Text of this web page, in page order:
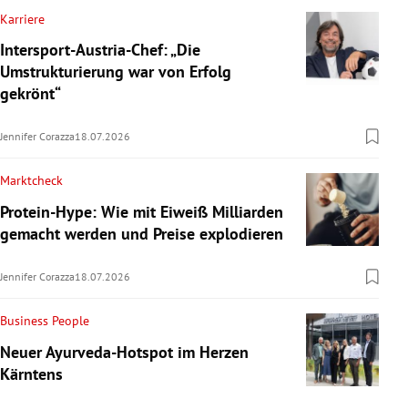
Karriere
Intersport-Austria-Chef: „Die
Umstrukturierung war von Erfolg
gekrönt“
Jennifer Corazza18.07.2026
Marktcheck
Protein-Hype: Wie mit Eiweiß Milliarden
gemacht werden und Preise explodieren
Jennifer Corazza18.07.2026
Business People
Neuer Ayurveda-Hotspot im Herzen
Kärntens